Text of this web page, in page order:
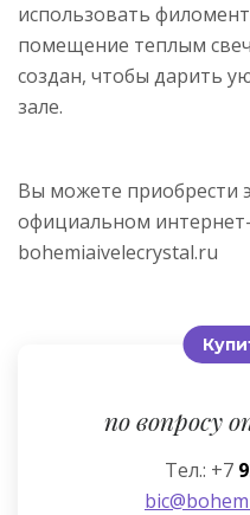
использовать
помещение теплым
создан, чтобы дарить
зале.
Вы можете приобрести
официальном
bohemiaivelecrystal.ru
по вопросу
Тел.: +7